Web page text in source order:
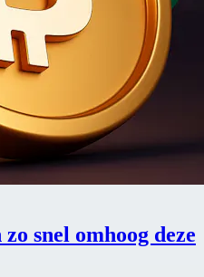
snel omhoog deze